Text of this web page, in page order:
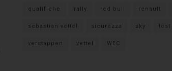
qualifiche rally red bull renault
sebastian vettel sicurezza sky test
verstappen vettel WEC